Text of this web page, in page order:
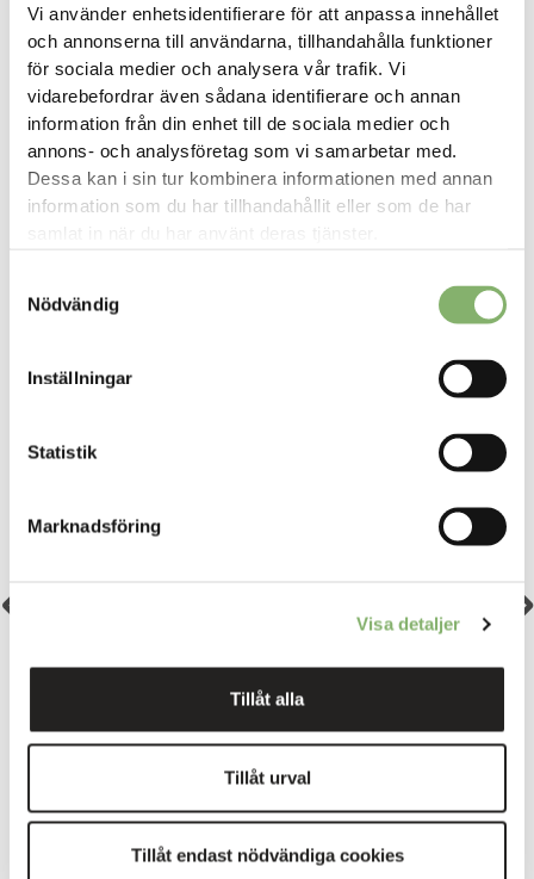
Vi använder enhetsidentifierare för att anpassa innehållet
och annonserna till användarna, tillhandahålla funktioner
för sociala medier och analysera vår trafik. Vi
vidarebefordrar även sådana identifierare och annan
information från din enhet till de sociala medier och
annons- och analysföretag som vi samarbetar med.
Dessa kan i sin tur kombinera informationen med annan
information som du har tillhandahållit eller som de har
Nödvändig
Inställningar
Statistik
Marknadsföring
Visa detaljer
Tillåt alla
Tillåt urval
Tillåt endast nödvändiga cookies
BLACKROLL: Främja hälsa, förbättra prestanda, skydda klimatet
överens om att vi kan göra något för rättvis och regenerativ
kommer till stånd när vi tar ansvar. Att vara ansvarstagande
som företag, men samtidigt stärka det personliga ansvaret, är
för ditt personliga ansvar. Och vi tar ansvar för våra
2
från bland annat ClimatePartner"
Linda Kotin CSR-chef